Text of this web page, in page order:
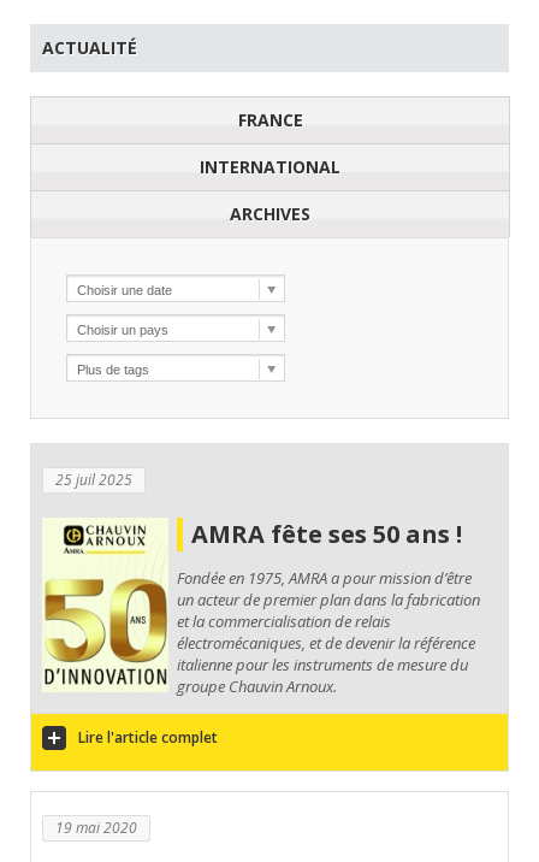
ACTUALITÉ
FRANCE
INTERNATIONAL
ARCHIVES
25 juil 2025
AMRA fête ses 50 ans !
Fondée en 1975, AMRA a pour mission d’être
un acteur de premier plan dans la fabrication
et la commercialisation de relais
électromécaniques, et de devenir la référence
italienne pour les instruments de mesure du
groupe Chauvin Arnoux.
Lire l'article complet
19 mai 2020